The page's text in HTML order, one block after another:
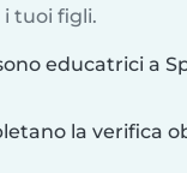
tuoi figli.
educatrici a
la verifica